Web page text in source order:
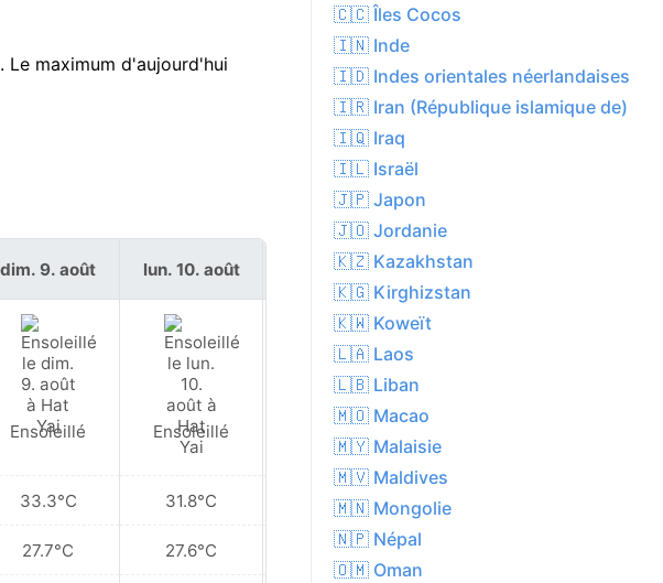
Le maximum d'aujourd'hui
dim. 9. août
Ensoleillé
33.3°C
27.7°C
lun. 10. août
Ensoleillé
31.8°C
27.6°C
mar. 11. août
Partiellement
nuageux
32.6°C
27.8°C
🇨🇨 Îles Cocos
🇮🇳 Inde
🇮🇩 Indes orientales néerlandaises
🇮🇷 Iran (République islamique de)
🇮🇶 Iraq
🇮🇱 Israël
🇯🇵 Japon
🇯🇴 Jordanie
🇰🇿 Kazakhstan
🇰🇬 Kirghizstan
🇰🇼 Koweït
🇱🇦 Laos
🇱🇧 Liban
🇲🇴 Macao
🇲🇾 Malaisie
🇲🇻 Maldives
🇲🇳 Mongolie
🇳🇵 Népal
🇴🇲 Oman